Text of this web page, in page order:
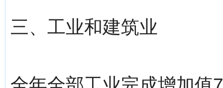
三、工业和建筑业